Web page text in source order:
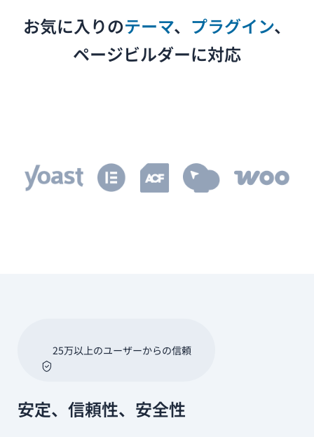
お気に入りのテーマ、 プラグイン、
ページビルダーに対応
25万以上のユーザーからの信頼
安定、信頼性、安全性